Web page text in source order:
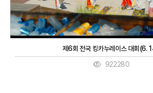
제6회 전국 킹카누레이스 대회(6.
922280